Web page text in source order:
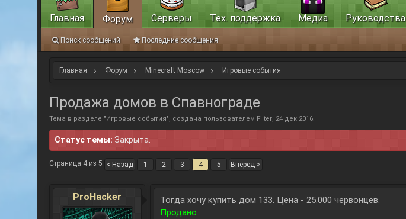
Главная Форум Minecraft Moscow Игровые события
Продажа домов в Спавнограде
Тема в разделе "Игровые события", создана пользователем Filter, 24 дек 2016.
Статус темы: Закрыта.
Страница 4 из 5 < Назад 1 2 3 4 5 Вперёд >
ProHacker
Тогда хочу купить дом 133. Цена - 25.000 червонцев.
Продано.
Главная Форум
Поиск сообщений Последние сообщения
Серверы Тех. поддержка Медиа Руководства